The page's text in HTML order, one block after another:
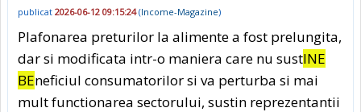
publicat 2026-06-12 09:15:24(Income-Magazine)
Plafonarea preturilor la alimente a fost prelungita,
dar si modificata intr-o maniera care nu sustINE
BEneficiul consumatorilor si va perturba si mai
mult functionarea sectorului, sustin reprezentantii